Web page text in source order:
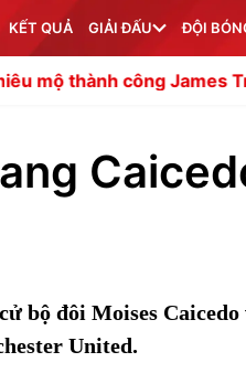
KẾT QUẢ GIẢI ĐẤU ĐỘI
James Trafford từ Man
bộ đôi Moises
United.